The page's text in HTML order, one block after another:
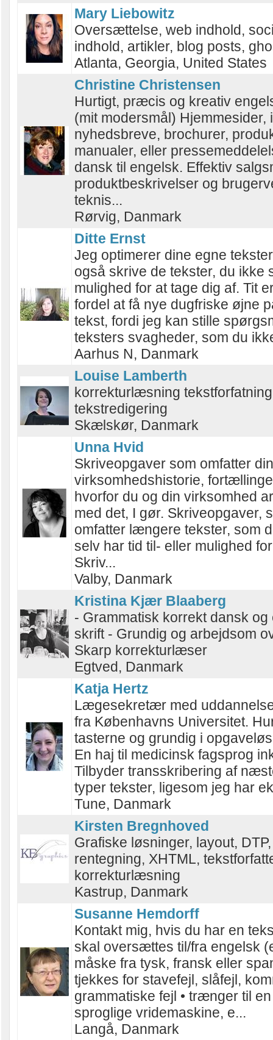
Mary Liebowitz
Oversættelse, web indhold,
indhold, artikler, blog posts,
Atlanta, Georgia, United States
Christine Christensen
Hurtigt, præcis og kreativ
(mit modersmål) Hjemmesider,
nyhedsbreve, brochurer,
manualer, eller
dansk til engelsk. Effektiv
produktbeskrivelser og
teknis...
Rørvig, Danmark
Ditte Ernst
Jeg optimerer dine egne
også skrive de tekster, du ikke
mulighed for at tage dig af. Tit
fordel at få nye dugfriske øjne
tekst, fordi jeg kan stille
teksters svagheder, som du
Aarhus N, Danmark
Louise Lamberth
korrekturlæsning tekstforfatning
tekstredigering
Skælskør, Danmark
Unna Hvid
Skriveopgaver som omfatter din
virksomhedshistorie,
hvorfor du og din virksomhed
med det, I gør. Skriveopgaver,
omfatter længere tekster, som
selv har tid til- eller mulighed
Skriv...
Valby, Danmark
Kristina Kjær Blaaberg
- Grammatisk korrekt dansk og
skrift - Grundig og arbejdsom
Skarp korrekturlæser
Egtved, Danmark
Katja Hertz
Lægesekretær med
fra Københavns Universitet.
tasterne og grundig i
En haj til medicinsk fagsprog
Tilbyder transskribering af
typer tekster, ligesom jeg har
Tune, Danmark
Kirsten Bregnhoved
Grafiske løsninger, layout, DTP,
rentegning, XHTML,
korrekturlæsning
Kastrup, Danmark
Susanne Hemdorff
Kontakt mig, hvis du har en
skal oversættes til/fra engelsk
måske fra tysk, fransk eller
tjekkes for stavefejl, slåfejl,
grammatiske fejl • trænger til
sproglige vridemaskine, e...
Langå, Danmark